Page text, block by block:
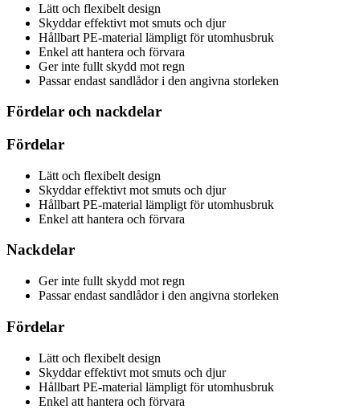
Lätt och flexibelt design
Skyddar effektivt mot smuts och djur
Hållbart PE-material lämpligt för utomhusbruk
Enkel att hantera och förvara
Ger inte fullt skydd mot regn
Passar endast sandlådor i den angivna storleken
Fördelar och nackdelar
Fördelar
Lätt och flexibelt design
Skyddar effektivt mot smuts och djur
Hållbart PE-material lämpligt för utomhusbruk
Enkel att hantera och förvara
Nackdelar
Ger inte fullt skydd mot regn
Passar endast sandlådor i den angivna storleken
Fördelar
Lätt och flexibelt design
Skyddar effektivt mot smuts och djur
Hållbart PE-material lämpligt för utomhusbruk
Enkel att hantera och förvara